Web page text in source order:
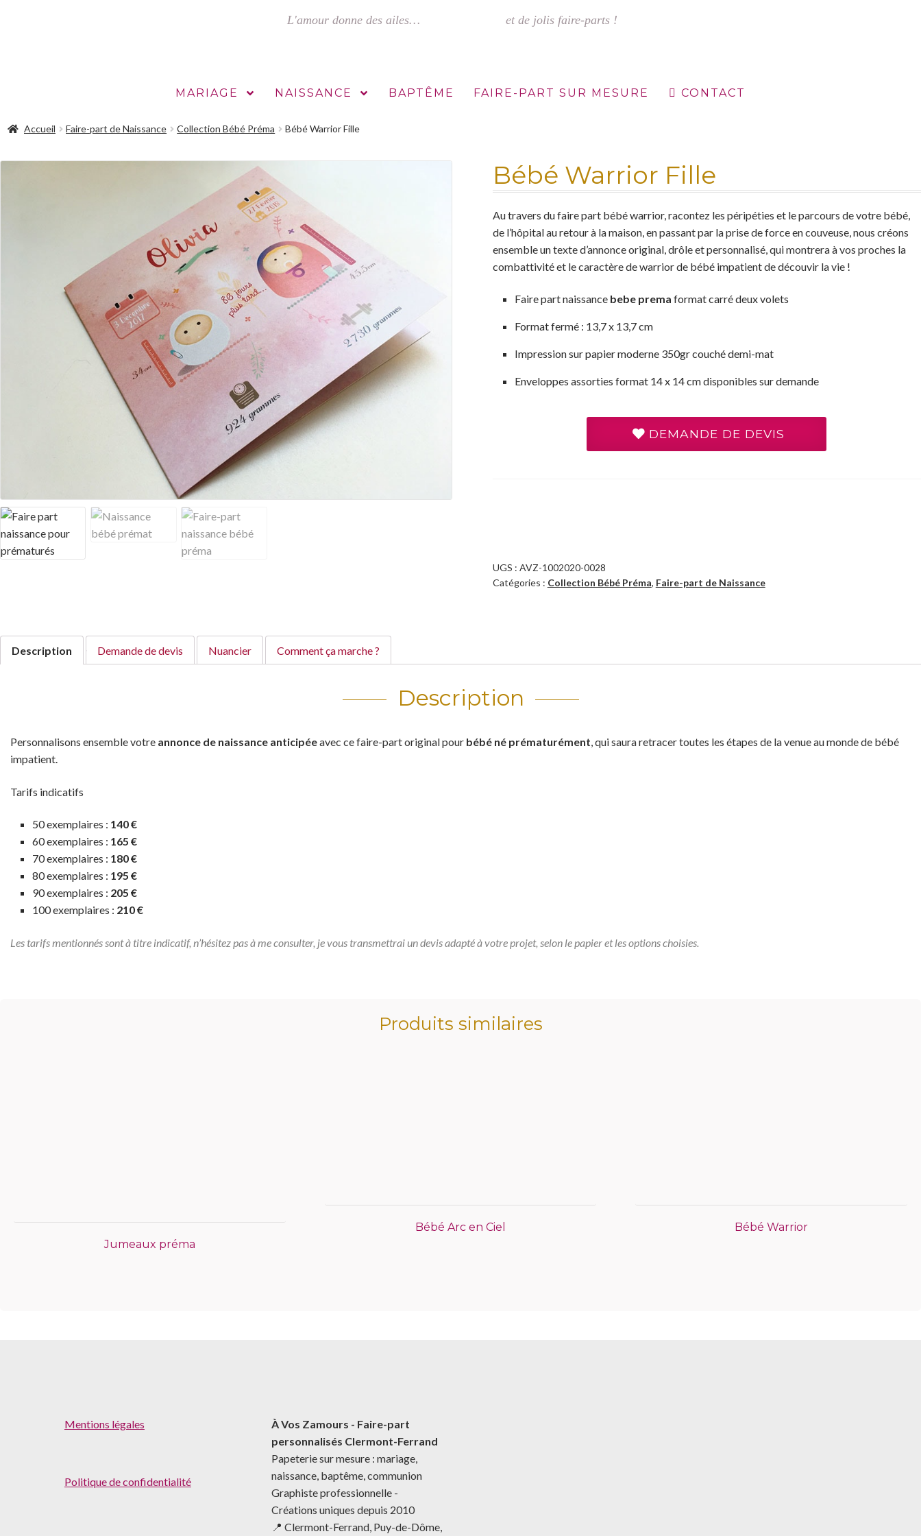
MARIAGE NAISSANCE BAPTÊME FAIRE-PART SUR MESURE CONTACT
Contact et demande de devisÉtiquettes bouteilles personnalisées mariageFaire-part sur mesure : comment ça marche ?
Accueil Faire-part de Naissance Collection Bébé Préma Bébé Warrior Fille
Bébé Warrior Fille
Au travers du faire part bébé warrior, racontez les péripéties et le parcours de votre bébé,
de l’hôpital au retour à la maison, en passant par la prise de force en couveuse, nous créons
ensemble un texte d’annonce original, drôle et personnalisé, qui montrera à vos proches la
combattivité et le caractère de warrior de bébé impatient de découvir la vie !
Faire part naissance bebe prema format carré deux volets
Format fermé : 13,7 x 13,7 cm
Impression sur papier moderne 350gr couché demi-mat
Enveloppes assorties format 14 x 14 cm disponibles sur demande
DEMANDE DE DEVIS
UGS : AVZ-1002020-0028
Catégories : Collection Bébé Préma, Faire-part de Naissance
Description Demande de devis Nuancier Comment ça marche ?
Description
Personnalisons ensemble votre annonce de naissance anticipéeavec ce faire-part original pour bébé né prématurément, qui saura retracer toutes les étapes de la venue au monde de bébé
impatient.
Tarifs indicatifs
50 exemplaires : 140 €
60 exemplaires : 165 €
70 exemplaires : 180 €
80 exemplaires : 195 €
90 exemplaires : 205 €
100 exemplaires : 210 €
Les tarifs mentionnés sont à titre indicatif, n’hésitez pas à me consulter, je vous transmettrai un devis adapté à votre projet, selon le papier et les options choisies.
Produits similaires
Jumeaux préma
Bébé Arc en Ciel Bébé Warrior
Mentions légales
Politique de confidentialité
À Vos Zamours - Faire-part
personnalisés Clermont-Ferrand
Papeterie sur mesure : mariage,
naissance, baptême, communion
Graphiste professionnelle -
Créations uniques depuis 2010
📍 Clermont-Ferrand, Puy-de-Dôme,